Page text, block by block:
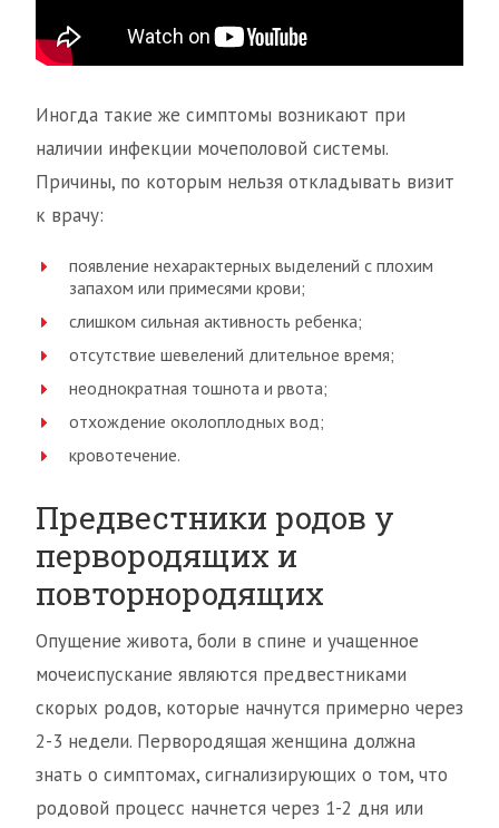
Иногда такие же симптомы возникают при
наличии инфекции мочеполовой системы.
Причины, по которым нельзя откладывать визит
к врачу:
появление нехарактерных выделений с плохим
запахом или примесями крови;
слишком сильная активность ребенка;
отсутствие шевелений длительное время;
неоднократная тошнота и рвота;
отхождение околоплодных вод;
кровотечение.
Предвестники родов у
первородящих и
повторнородящих
Опущение живота, боли в спине и учащенное
мочеиспускание являются предвестниками
скорых родов, которые начнутся примерно через
2-3 недели. Первородящая женщина должна
знать о симптомах, сигнализирующих о том, что
родовой процесс начнется через 1-2 дня или